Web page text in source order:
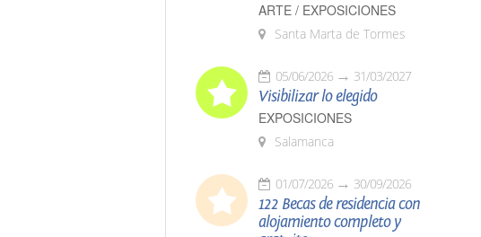
ARTE / EXPOSICIONES
Santa Marta de Tormes
05/06/2026 31/03/2027
Visibilizar lo elegido
EXPOSICIONES
Salamanca
01/07/2026 30/09/2026
122 Becas de residencia con
alojamiento completo y